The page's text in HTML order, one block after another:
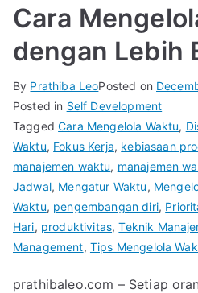
Cara
dengan Lebih
By Prathiba LeoPosted on
Posted in Self Development
TaggedCara Mengelola Waktu,
Waktu, Fokus Kerja, kebiasaan
manajemen waktu, manajemen
Jadwal, Mengatur Waktu,
Waktu, pengembangan diri,
Hari, produktivitas,Teknik
Management, Tips Mengelola
prathibaleo.com – Setiap